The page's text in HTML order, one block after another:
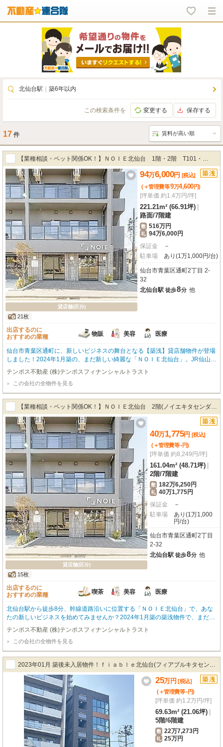
北仙台駅 築6年以内
この検索条件を 変更する 保存する
17 件
【業種相談・ペット関係OK！】ＮＯＩＥ北仙台 1階・2階 T101・
T201・T202
貸店舗(区分)
21枚
94万6,000円 [税込]
(＋管理費等9万4,600円)
[坪単価 約1.4万円/坪]
221.21m² (66.91坪)
路面/7階建
敷 516万円
礼 94万6,000円
保証金
－
駐車場
あり(1万1,000円/台)
仙台市青葉区通町2丁目 2-
32
北仙台駅 徒歩8分 他
出店するのに
おすすめの業種
物販 美容 医療
仙台市青葉区通町に、新しいビジネスの舞台となる【築浅】貸店舗物件が登場
しました！2024年1月築の、まだ新しい綺麗な「ＮＯＩＥ北仙台」。JR仙山
線・仙台市営地下鉄南北線「北仙台駅」から徒歩8分とアクセス便利な立地で
す。広々とした221.21㎡の空間は、お客様の理想を形にするのにぴったり。な
んと【業種相談・ペット関係OK！】なのが嬉しいポイント！小売・物販、美
容・健康・介護、医療など、幅広いビジネスに対応可能です。スケルトン渡し
ですので、内装は自由にデザインしていただけますよ。路面店で前面ガラス張
り、幹線道路沿いという抜群の視認性も魅力。駐車場も7台分確保されてお
り、お客様にも安心してご来店いただけます。周辺には保育園、ドラッグスト
ア、コンビニ、銀行、飲食店など生活利便施設が充実しており、集客にも期待
が持てますね。この場所で、あなたの新しい挑戦を始めてみませんか？
テンポス不動産 (株)テンポスフィナンシャルトラスト
この会社の全物件を見る
【業種相談・ペット関係OK！】ＮＯＩＥ北仙台 2階(ノイエキタセンダ
イ) T201・T202
貸店舗(区分)
15枚
40万1,775円 [税込]
(＋管理費等-円)
[坪単価 約8,249円/坪]
161.04m² (48.71坪)
2階/7階建
敷 182万6,250円
礼 40万1,775円
保証金
－
駐車場
あり(1万1,000
円/台)
仙台市青葉区通町2丁目
2-32
北仙台駅 徒歩8分 他
出店するのに
おすすめの業種
喫茶 美容 医療
北仙台駅から徒歩8分、幹線道路沿いに位置する「ＮＯＩＥ北仙台」で、あな
たの新しいビジネスを始めてみませんか？2024年1月築の築浅物件で、まだ誰
も使っていない綺麗な空間が魅力です。約161.04m²の広々とした2階ワンフロ
アは、スケルトン渡しなので、あなたの理想の店舗空間を自由にデザインして
いただけます。前面ガラス張りのデザイナーズ物件は、視認性も抜群で集客に
も嬉しいポイントですね。喫茶・カフェ、美容・健康、医療関係はもちろん、
なんとペット関係の業種もご相談いただけます！駐車場も複数台確保できるの
で、お客様にも喜ばれることでしょう。周辺にはコンビニやドラッグストア、
飲食店も充実しており、利便性の高さも兼ね備えています。ぜひ一度、この魅
力的な空間をご覧ください。
テンポス不動産 (株)テンポスフィナンシャルトラスト
この会社の全物件を見る
2023年01月 築後未入居物件！ｆｉａｂｌｅ北仙台(フィアブルキタセンダ
イ) 部屋番号：5階 25万円 [税込]
(＋管理費等-円)
[坪単価 約1.2万円/坪]
69.63m² (21.06坪)
5階/6階建
敷 22万7,273円
礼 25万円